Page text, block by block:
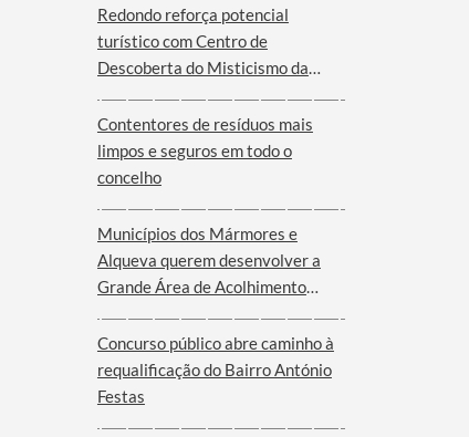
Redondo reforça potencial
turístico com Centro de
Descoberta do Misticismo da
Contentores de resíduos mais
limpos e seguros em todo o
concelho
Municípios dos Mármores e
Alqueva querem desenvolver a
Grande Área de Acolhimento
Governo para o Interior do
Alentejo
Concurso público abre caminho à
requalificação do Bairro António
Festas